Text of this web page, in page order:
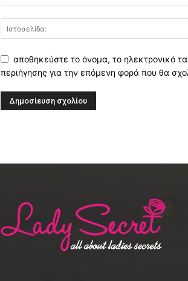
αποθηκεύστε το όνομα, το ηλεκτρονικό
περιήγησης για την επόμενη φορά που θα